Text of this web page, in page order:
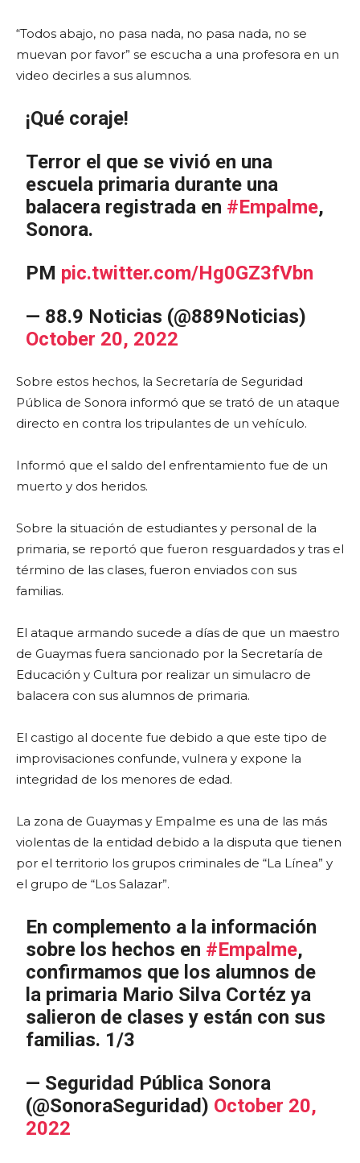
“Todos abajo, no pasa nada, no pasa nada, no se
muevan por favor” se escucha a una profesora en un
video decirles a sus alumnos.
¡Qué coraje!
Terror el que se vivió en una
escuela primaria durante una
balacera registrada en #Empalme,
Sonora.
PM pic.twitter.com/Hg0GZ3fVbn
— 88.9 Noticias (@889Noticias)
October 20, 2022
Sobre estos hechos, la Secretaría de Seguridad
Pública de Sonora informó que se trató de un ataque
directo en contra los tripulantes de un vehículo.
Informó que el saldo del enfrentamiento fue de un
muerto y dos heridos.
Sobre la situación de estudiantes y personal de la
primaria, se reportó que fueron resguardados y tras el
término de las clases, fueron enviados con sus
familias.
El ataque armando sucede a días de que un maestro
de Guaymas fuera sancionado por la Secretaría de
Educación y Cultura por realizar un simulacro de
balacera con sus alumnos de primaria.
El castigo al docente fue debido a que este tipo de
improvisaciones confunde, vulnera y expone la
integridad de los menores de edad.
La zona de Guaymas y Empalme es una de las más
violentas de la entidad debido a la disputa que tienen
por el territorio los grupos criminales de “La Línea” y
el grupo de “Los Salazar”.
En complemento a la información
sobre los hechos en #Empalme,
confirmamos que los alumnos de
la primaria Mario Silva Cortéz ya
salieron de clases y están con sus
familias. 1/3
— Seguridad Pública Sonora
(@SonoraSeguridad) October 20,
2022